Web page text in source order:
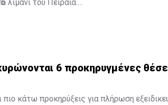
λιμάνι του Πειραιά.
6 προκηρυγμένες
πιο κάτω προκηρύξεις για πλήρωση